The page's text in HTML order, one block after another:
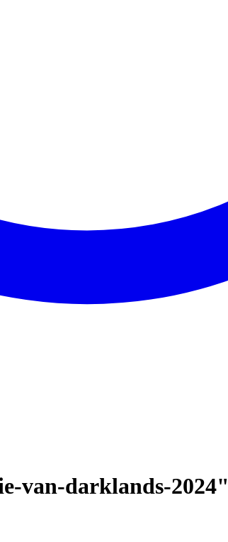
van-darklands-2024"